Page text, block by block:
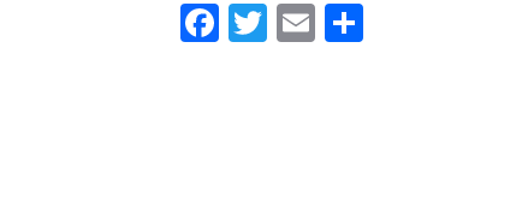
Facebook
TwitterEmail